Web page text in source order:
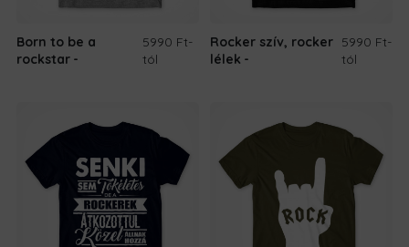
Born to be a
rockstar
5990 Ft-
tól
Rocker szív, rocker
lélek
5990 Ft-
tól